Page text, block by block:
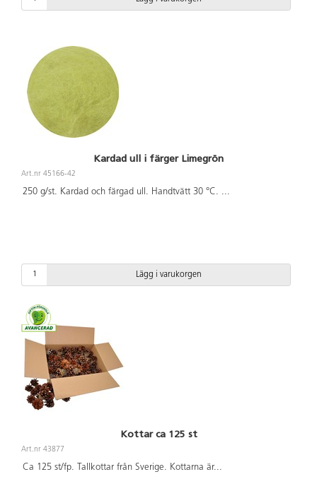
Kardad ull i färger Limegrön
Art.nr 45166-42
250 g/st. Kardad och färgad ull. Handtvätt 30 °C. ...
Lägg i varukorgen
Kottar ca 125 st
Art.nr 43877
Ca 125 st/fp. Tallkottar från Sverige. Kottarna är...